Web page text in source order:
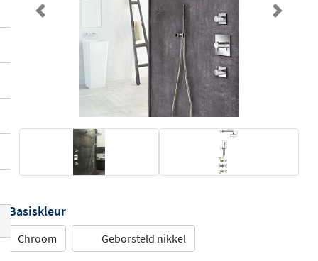
Previous Next
Basiskleur
Chroom Geborsteld nikkel